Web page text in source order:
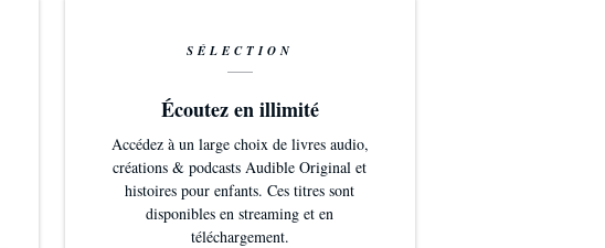
SÉLECTION
Écoutez en illimité
Accédez à un large choix de livres audio,
créations & podcasts Audible Original et
histoires pour enfants. Ces titres sont
disponibles en streaming et en
téléchargement.